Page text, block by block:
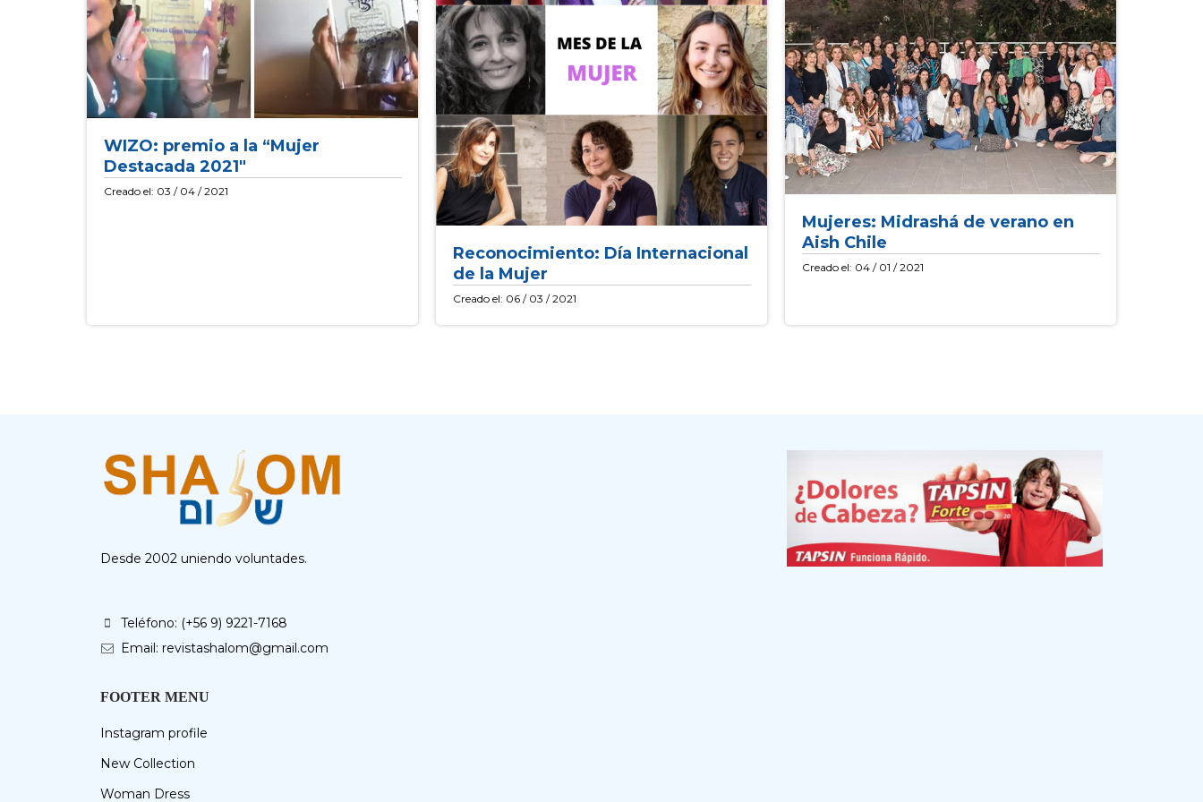
WIZO: premio a la “Mujer
Destacada 2021″
Creado el: 03 / 04 / 2021
Reconocimiento: Día Internacional
de la Mujer
Creado el: 06 / 03 / 2021
Mujeres: Midrashá de verano en
Aish Chile
Creado el: 04 / 01 / 2021
Desde 2002 uniendo voluntades.
Teléfono: (+56 9) 9221-7168
Email: revistashalom@gmail.com
FOOTER MENU
Instagram profile
New Collection
Woman Dress